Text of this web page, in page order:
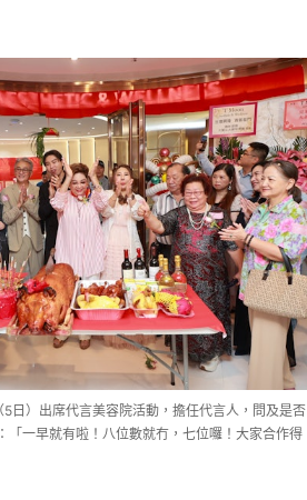
日）出席代言美容院活動，擔任代言人，問及是否
「一早就有啦！八位數就冇，七位囉！大家合作得